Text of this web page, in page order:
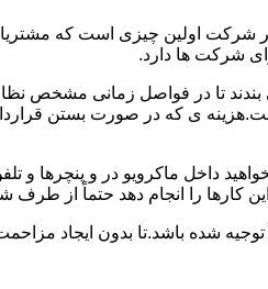
شرکت اولین چیزی است که
شرکت ها دارد.
تا در فواصل زمانی مشخص
است.هزینه ی که در صورت بستن
داخل ماکرویو در و
کارها را انجام دهد حتماً از
شده باشد.تا بدون ایجاد